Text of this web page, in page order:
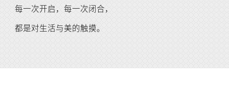
每一次开启，每一次闭合，
都是对生活与美的触摸。